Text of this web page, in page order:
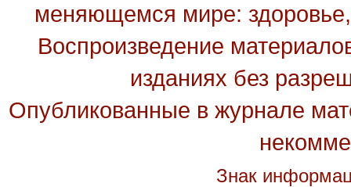
меняющемся мире: здоровье,
Воспроизведение
изданиях без
Опубликованные в журнале
Знак